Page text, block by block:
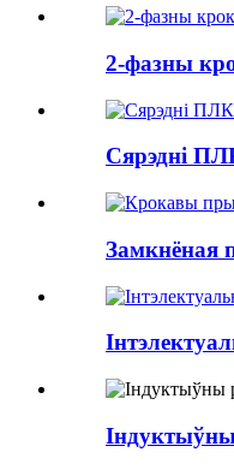
2-фазны
Сярэдні
Замкнёная